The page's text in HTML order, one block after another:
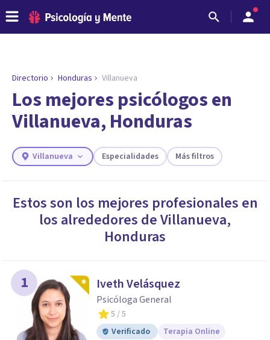
ENCONTRAR MI TERAPEUTA
¿Necesitas ayuda para encontrar el
psicólogo adecuado?
Responde a unas breves preguntas y te ofreceremos
necesidades.
Directorio Honduras Villanueva
Los mejores psicólogos en
Villanueva, Honduras
Villanueva Especialidades Más filtros
Estos son los mejores profesionales en
los alrededores deVillanueva,
Honduras
1 Iveth Velásquez
Psicóloga General
5 / 5
Verificado
Terapia Online